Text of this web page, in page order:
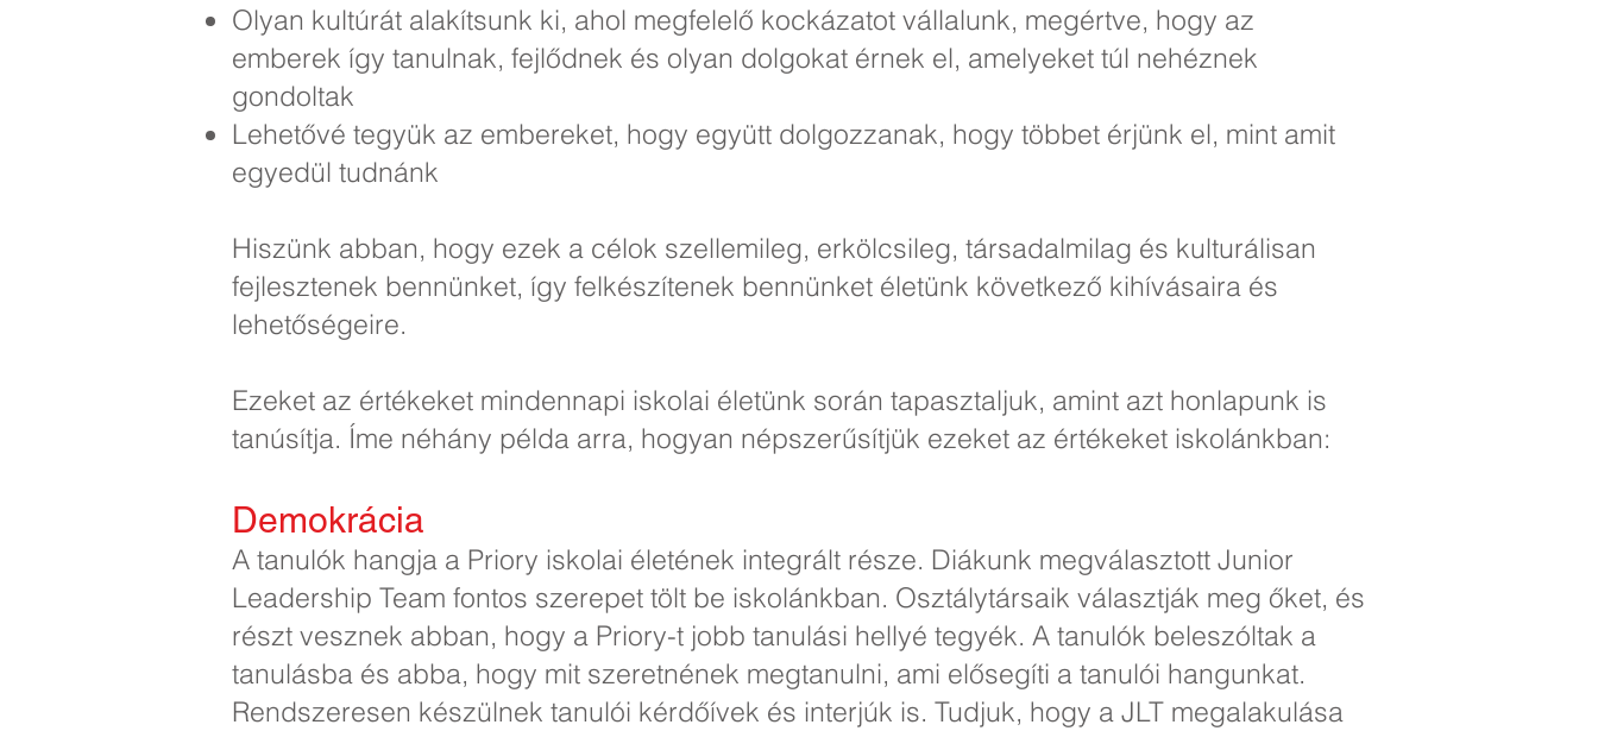
Olyan kultúrát alakítsunk ki, ahol megfelelő kockázatot vállalunk, megértve, hogy az
emberek így tanulnak, fejlődnek és olyan dolgokat érnek el, amelyeket túl nehéznek
gondoltak
Lehetővé tegyük az embereket, hogy együtt dolgozzanak, hogy többet érjünk el, mint amit
egyedül tudnánk
Hiszünk abban, hogy ezek a célok szellemileg, erkölcsileg, társadalmilag és kulturálisan
fejlesztenek bennünket, így felkészítenek bennünket életünk következő kihívásaira és
lehetőségeire.
Ezeket az értékeket mindennapi iskolai életünk során tapasztaljuk, amint azt honlapunk is
tanúsítja. Íme néhány példa arra, hogyan népszerűsítjük ezeket az értékeket iskolánkban:
Demokrácia
A tanulók hangja a Priory iskolai életének integrált része. Diákunk megválasztott Junior
Leadership Team fontos szerepet tölt be iskolánkban. Osztálytársaik választják meg őket, és
részt vesznek abban, hogy a Priory-t jobb tanulási hellyé tegyék. A tanulók beleszóltak a
tanulásba és abba, hogy mit szeretnének megtanulni, ami elősegíti a tanulói hangunkat.
Rendszeresen készülnek tanulói kérdőívek és interjúk is. Tudjuk, hogy a JLT megalakulása